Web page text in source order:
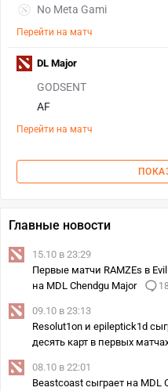
No Meta Gami
Перейти на матч
GODSENT
AF
Перейти на матч
DL Major
Главные новости
15.10 в 23:29
Первые матчи RAMZEs в
на MDL Chendgu Major
18
09.10 в 23:13
Resolut1on и epileptick1d
десять карт в первых
08.10 в 22:01
Beastcoast сыграет на MDL